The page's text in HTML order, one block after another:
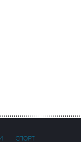
СПОРТ